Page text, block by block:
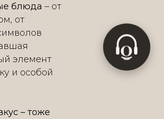
O
обработкой данных
блюда – от
от
элемент
и особой
– тоже